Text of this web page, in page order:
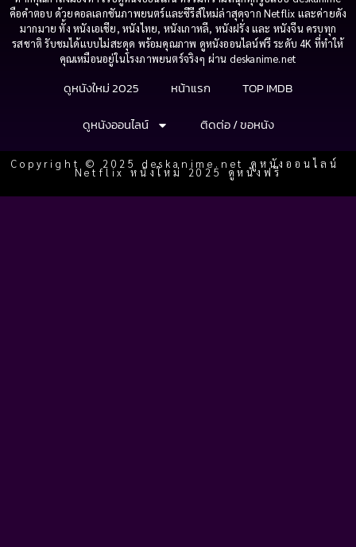
คือคำตอบ ด้วยคอลเลกชันภาพยนตร์และซีรีส์ใหม่ล่าสุดจาก Netflix และค่ายดัง
มากมาย ทั้ง หนังเอเชีย, หนังไทย, หนังเกาหลี, หนังฝรั่ง และ หนังจีน ครบทุก
รสชาติ รับชมได้แบบไม่สะดุด พร้อมคุณภาพ ดูหนังออนไลน์ฟรี ระดับ 4K ที่ทำให้
คุณเหมือนอยู่ในโรงภาพยนตร์จริงๆ ผ่าน deskanime.net
ดูหนังใหม่ 2025 หน้าแรก
TOP IMDB
ดูหนังออนไลน์
ติดต่อ / ขอหนัง
Copyright © 2025 deskanime.net ดูหนังออนไลน์
Netflix หนังใหม่ 2025 ดูหนังฟรี